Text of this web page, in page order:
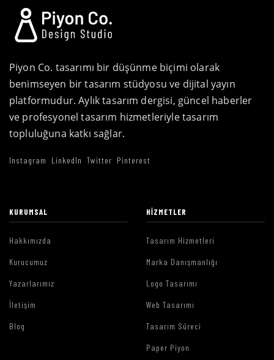
Piyon Co. tasarımı bir düşünme biçimi olarak
benimseyen bir tasarım stüdyosu ve dijital yayın
platformudur. Aylık tasarım dergisi, güncel haberler
ve profesyonel tasarım hizmetleriyle tasarım
topluluğuna katkı sağlar.
Instagram LinkedIn Twitter Pinterest
KURUMSAL
Hakkımızda
Kurucumuz
Yazarlarımız
İletişim
Blog
HIZMETLER
Tasarım Hizmetleri
Marka Danışmanlığı
Logo Tasarımı
Web Tasarımı
Tasarım Süreci
Paper Piyon